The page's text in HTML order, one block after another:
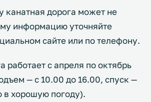
канатная дорога может не
информацию уточняйте
сайте или по телефону.
работает с апреля по октябрь
— с 10.00 до 16.00, спуск —
в хорошую погоду).